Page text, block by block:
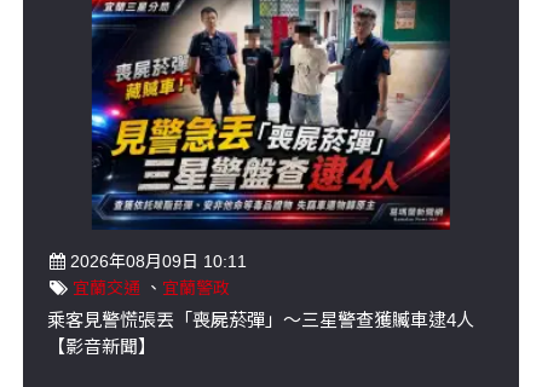
2026年08月09日 10:11
宜蘭交通 、 宜蘭警政
乘客見警慌張丟「喪屍菸彈」～三星警查獲贓車逮4人
【影音新聞】